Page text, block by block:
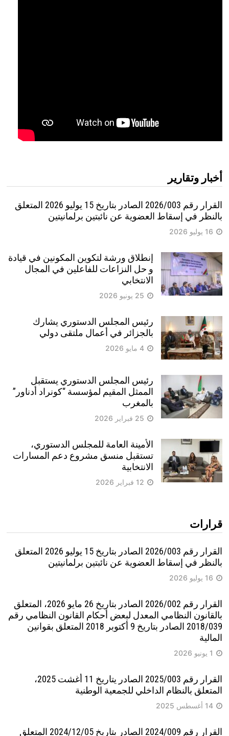
أخبار وتقارير
القرار رقم 2026/003 الصادر بتاريخ 15 يوليو 2026 المتعلق
بالنظر في إسقاط العضوية عن نائبتين برلمانيتين
16 يوليو 2026
إنطلاق ورشة لتكوين المكونين في قيادة
و حل النزاعات للفاعلين في المجال
الانتخابي
25 يونيو 2026
رئيس المجلس الدستوري يشارك
بالجزائر في أعمال ملتقى دولي
4 مايو 2026
رئيس المجلس الدستوري يستقبل
الممثل المقيم لمؤسسة “كونراد أدناور”
بالمغرب
25 فبراير 2026
الأمينة العامة للمجلس الدستوري،
تستقبل منسق مشروع دعم المسارات
الانتخابية
12 فبراير 2026
قرارات
القرار رقم 2026/003 الصادر بتاريخ 15 يوليو 2026 المتعلق
بالنظر في إسقاط العضوية عن نائبتين برلمانيتين
16 يوليو 2026
القرار رقم 2026/002 الصادر بتاريخ 26 مايو 2026، المتعلق
بالقانون النظامي المعدل لبعض أحكام القانون النظامي رقم
2018/039 الصادر بتاريخ 9 أكتوبر 2018 المتعلق بقوانين
المالية
1 يونيو 2026
القرار رقم 2025/003 الصادر يتاريخ 11 أغشت 2025،
المتعلق بالنظام الداخلي للجمعية الوطنية
14 أغسطس 2025
القرار رقم 2024/009 الصادر بتاريخ 2024/12/05 المتعلق